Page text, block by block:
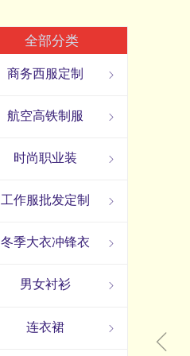
ꁆ
全部分类
ꁇ
商务西服定制
ꁇ
航空高铁制服
ꁇ
时尚职业装
ꁇ
工作服批发定制
ꁇ
冬季大衣冲锋衣
ꁇ
男女衬衫
ꁇ
连衣裙